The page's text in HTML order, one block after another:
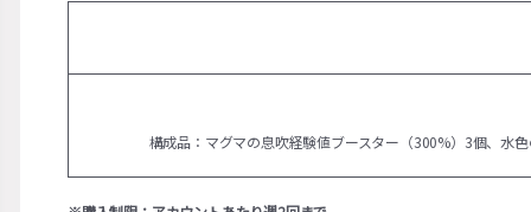
構成品：マグマの息吹経験値ブースター（300%）3個、水